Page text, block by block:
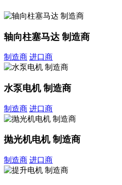
轴向柱塞马达 制造商
制造商 进口商
水泵电机 制造商
制造商 进口商
抛光机电机 制造商
制造商 进口商